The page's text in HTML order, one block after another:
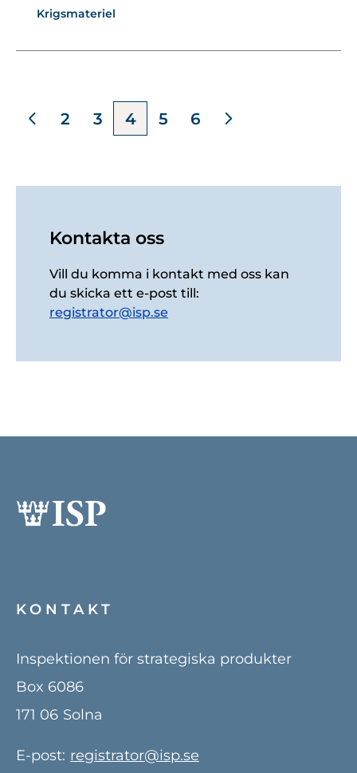
Krigsmateriel
2 3 4 5 6
Kontakta oss
Vill du komma i kontakt med oss kan
du skicka ett e-post till:
registrator@isp.se
KONTAKT
Inspektionen för strategiska produkter
Box 6086
171 06 Solna
E-post: registrator@isp.se